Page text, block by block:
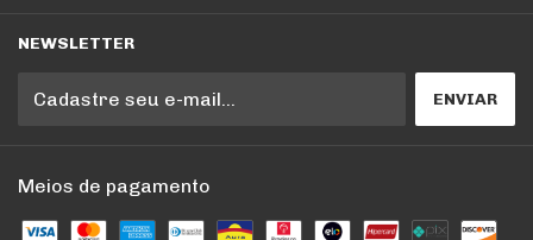
NEWSLETTER
Meios de pagamento